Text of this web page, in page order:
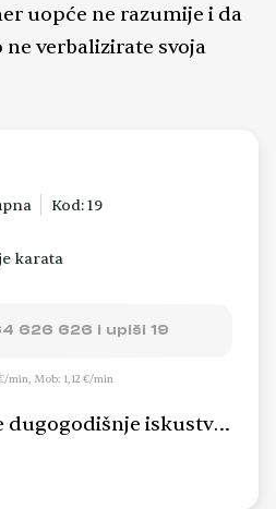
uopće ne razumije i da
verbalizirate svoja
Kod: 19
karata
626 626 i upiši 19
min, Mob: 1,12 €/min
dugogodišnje iskustvo
životu čuda itekako